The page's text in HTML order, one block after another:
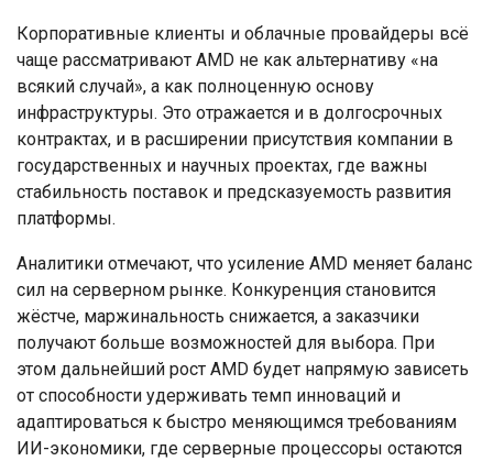
Корпоративные клиенты и облачные провайдеры всё
чаще рассматривают AMD не как альтернативу «на
всякий случай», а как полноценную основу
инфраструктуры. Это отражается и в долгосрочных
контрактах, и в расширении присутствия компании в
государственных и научных проектах, где важны
стабильность поставок и предсказуемость развития
платформы.
Аналитики отмечают, что усиление AMD меняет баланс
сил на серверном рынке. Конкуренция становится
жёстче, маржинальность снижается, а заказчики
получают больше возможностей для выбора. При
этом дальнейший рост AMD будет напрямую зависеть
от способности удерживать темп инноваций и
адаптироваться к быстро меняющимся требованиям
ИИ-экономики, где серверные процессоры остаются